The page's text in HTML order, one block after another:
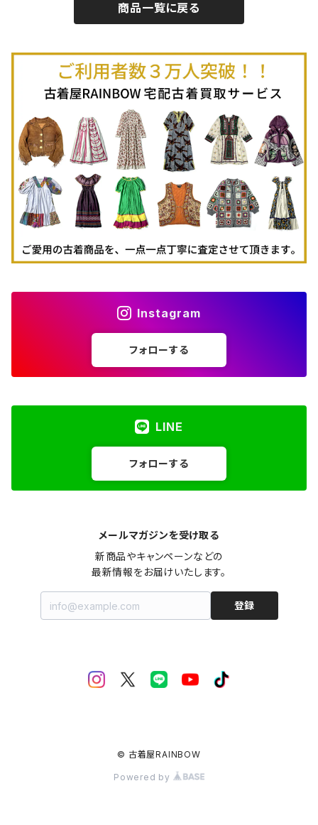
古着ポロシャツ
古着長袖ポロシャツ
古着スウェット
古着パーカー
古着タンクトップ
古着羽織り
古着ミニ丈スカート (丈56-75cm)
Autumn / Winter
商品一覧に戻る
Instagram
フォローする
LINE
フォローする
メールマガジンを受け取る
新商品やキャンペーンなどの
最新情報をお届けいたします。
登録
© 古着屋RAINBOW
Powered by